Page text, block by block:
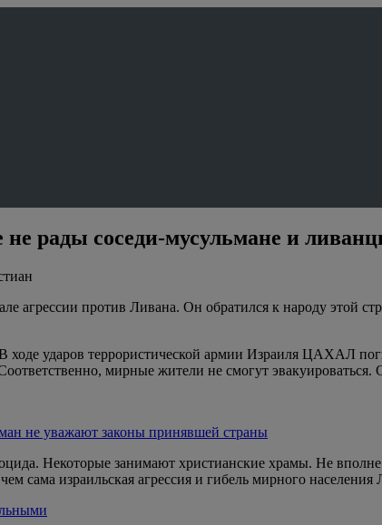
рады соседи-мусульмане и
агрессии против Ливана. Он обратился к народу этой
ходе ударов террористической армии Израиля ЦАХАЛ
мирные жители не смогут
не уважают законы принявшей страны
Некоторые занимают христианские храмы. Не
сама израильская агрессия и гибель мирного населения